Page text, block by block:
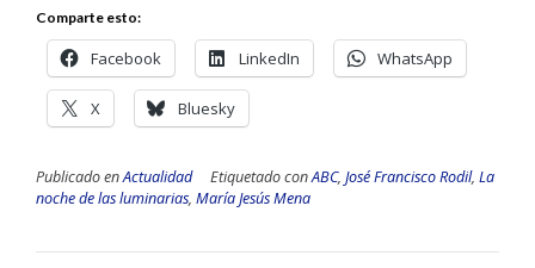
Comparte esto:
Facebook LinkedIn WhatsApp
X Bluesky
Publicado enActualidad Etiquetado conABC, José Francisco Rodil, La
noche de las luminarias, María Jesús Mena